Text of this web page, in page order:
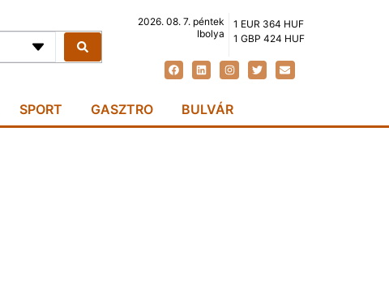
2026. 08. 7. péntek
Ibolya
1 EUR 364 HUF
1 GBP 424 HUF
SPORT GASZTRO BULVÁR